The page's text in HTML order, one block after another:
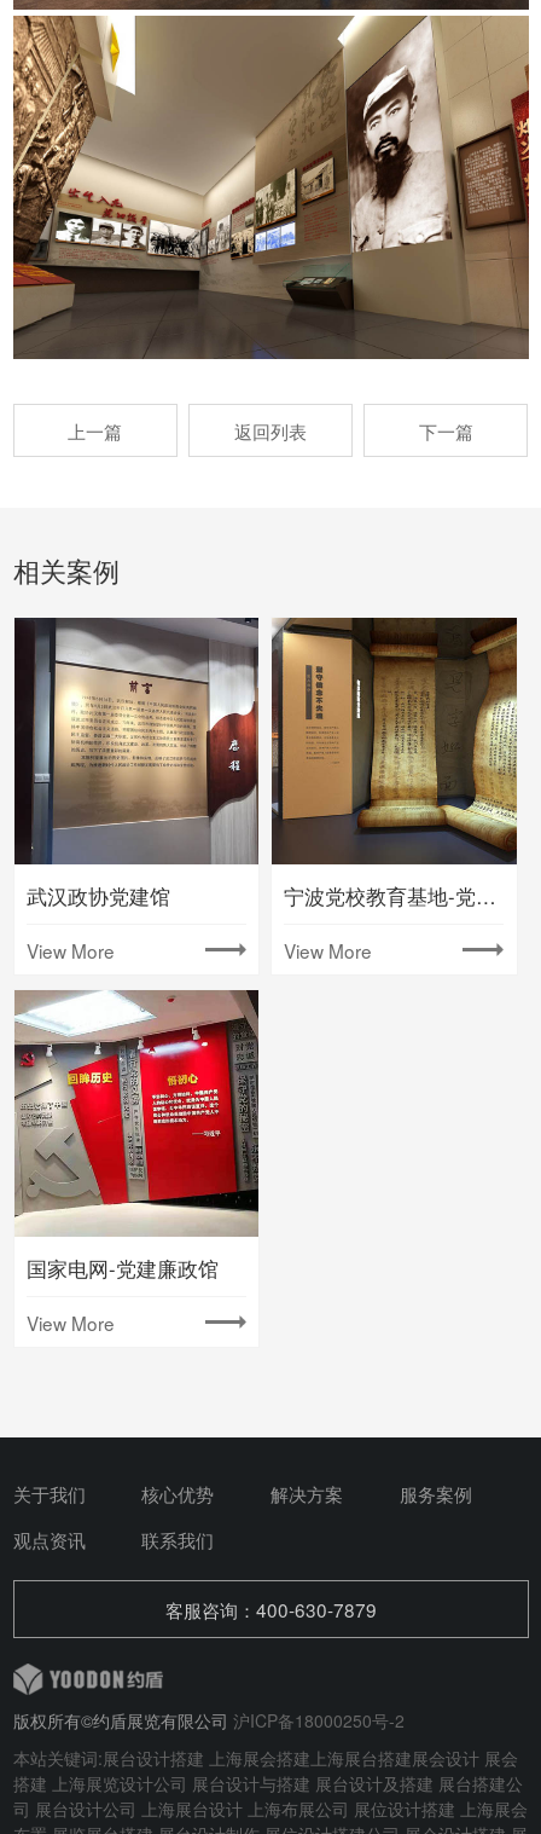
上一篇 返回列表 下一篇
相关案例
武汉政协党建馆
View More
宁波党校教育基地-党建馆设计
View More
国家电网-党建廉政馆
View More
关于我们 核心优势 解决方案
服务案例
观点资讯
联系我们
客服咨询：400-630-7879
版权所有©约盾展览有限公司 沪ICP备18000250号-2
本站关键词:展台设计搭建 上海展会搭建 上海展台搭建展会设计 展会
搭建 上海展览设计公司 展台设计与搭建 展台设计及搭建 展台搭建公
司 展台设计公司 上海展台设计 上海布展公司 展位设计搭建 上海展会